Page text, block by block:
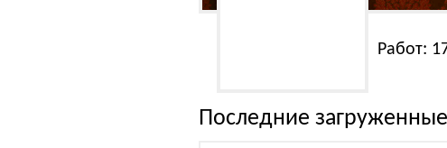
Работ:
Последние